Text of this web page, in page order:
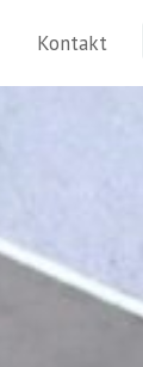
Kontakt